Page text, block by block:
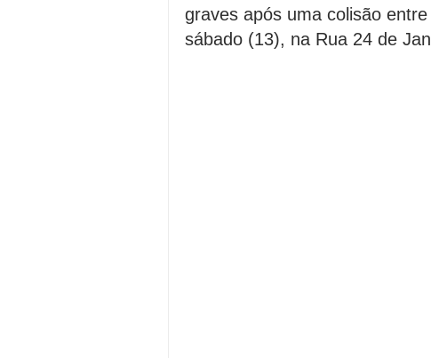
graves após uma colisão
sábado (13), na Rua 24 de